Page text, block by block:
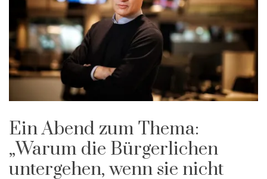
Ein Abend zum Thema:
„Warum die Bürgerlichen
untergehen, wenn sie nicht